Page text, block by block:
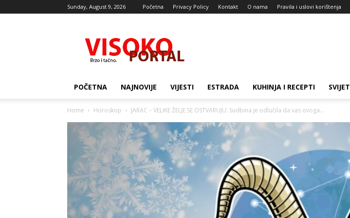
Sunday, August 9, 2026 Početna Privacy Policy Kontakt O nama Pravila i uslovi korištenja
portal
POČETNA NAJNOVIJE VIJESTI ESTRADA KUHINJA I RECEPTI SVIJET
Home Horoskop JARAC – VELIKE ŽELJE SE OSTVARUJU: Sudbina je odlučila da vas ovoga...